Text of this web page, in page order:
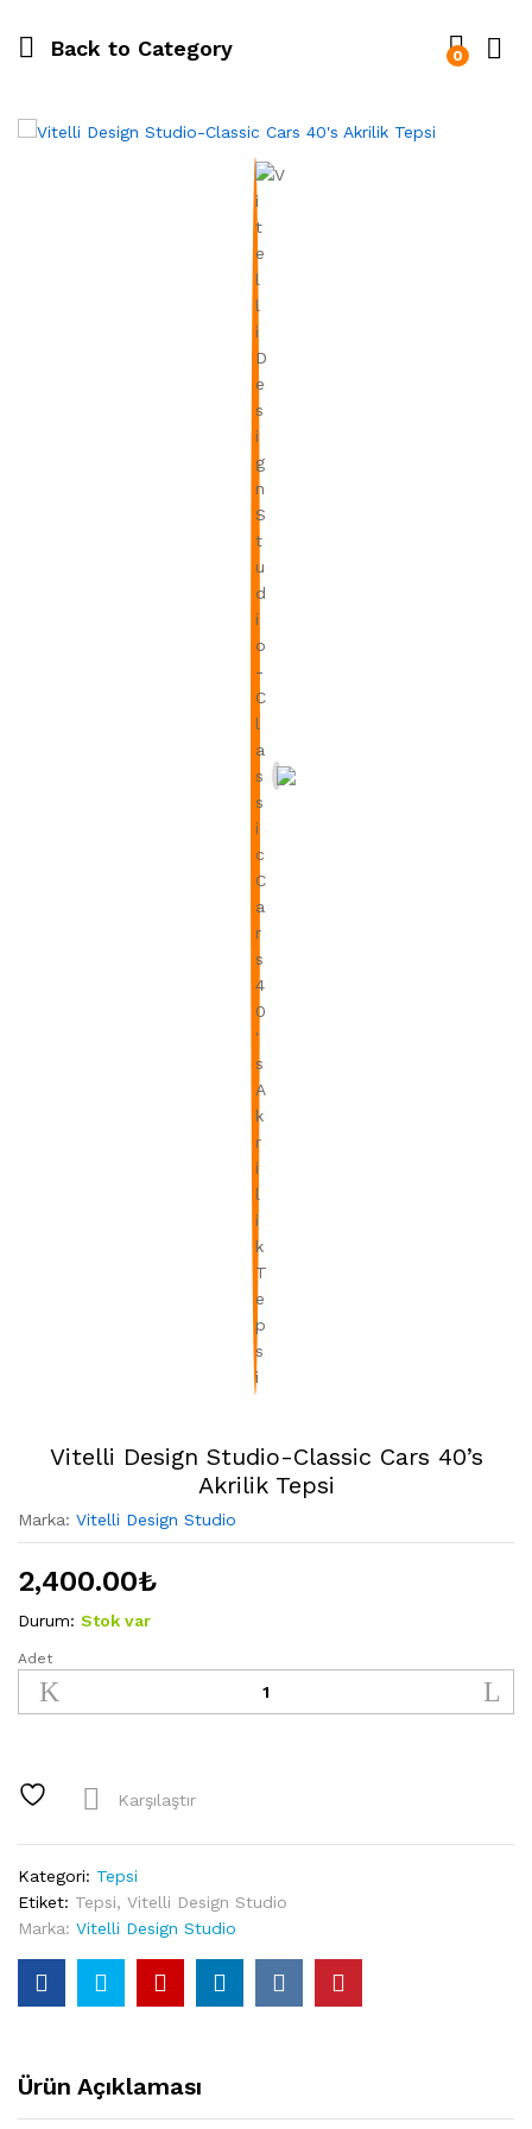
Back to Category 0
Vitelli Design Studio-Classic Cars 40’s
Akrilik Tepsi
Marka: Vitelli Design Studio
2,400.00₺
Durum: Stok var
Vitelli
Design
Studio-
40's
Tepsi
quantity
Adet
Karşılaştır
Kategori: Tepsi
Etiket: Tepsi, Vitelli Design Studio
Marka: Vitelli Design Studio
Ürün Açıklaması